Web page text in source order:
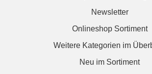
Newsletter
Onlineshop Sortiment
Weitere Kategorien im
Neu im Sortiment